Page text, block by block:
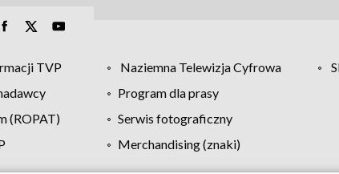
TVP Naziemna Telewizja Cyfrowa
Program dla prasy
(ROPAT)
Serwis fotograficzny
Merchandising (znaki)